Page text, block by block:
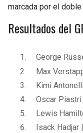
marcada por el doble
Resultados del
George
Max
Kimi
Oscar
Lewis
Isack